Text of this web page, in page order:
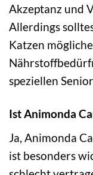
Akzeptanz und
Allerdings
Katzen
speziellen
Ist Animonda
Ja, Animonda
ist besonders